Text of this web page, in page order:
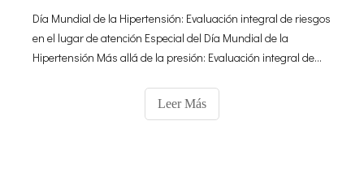
Día Mundial de la Hipertensión: Evaluación integral de riesgos
en el lugar de atención Especial del Día Mundial de la
Hipertensión Más allá de la presión: Evaluación integral de
diagnóstico automatizadas de Goldsite identifican
comorbilidades y seguridad
Leer Más